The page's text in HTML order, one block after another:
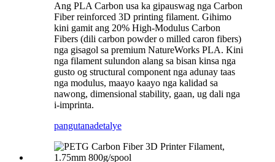
Ang PLA Carbon usa ka gipauswag nga Carbon
Fiber reinforced 3D printing filament. Gihimo
kini gamit ang 20% ​​High-Modulus Carbon
Fibers (dili carbon powder o milled caron fibers)
nga gisagol sa premium NatureWorks PLA. Kini
nga filament sulundon alang sa bisan kinsa nga
gusto og structural component nga adunay taas
nga modulus, maayo kaayo nga kalidad sa
nawong, dimensional stability, gaan, ug dali nga
i-imprinta.
pangutanadetalye